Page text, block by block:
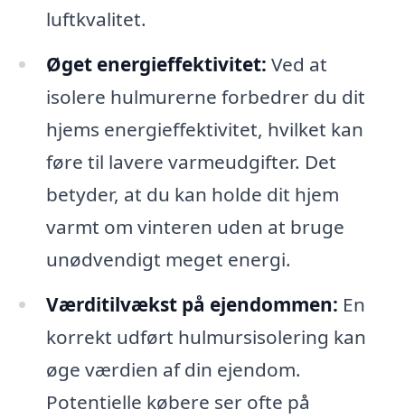
luftkvalitet.
Øget energieffektivitet: Ved at
isolere hulmurerne forbedrer du dit
hjems energieffektivitet, hvilket kan
føre til lavere varmeudgifter. Det
betyder, at du kan holde dit hjem
varmt om vinteren uden at bruge
unødvendigt meget energi.
Værditilvækst på ejendommen: En
korrekt udført hulmursisolering kan
øge værdien af din ejendom.
Potentielle købere ser ofte på